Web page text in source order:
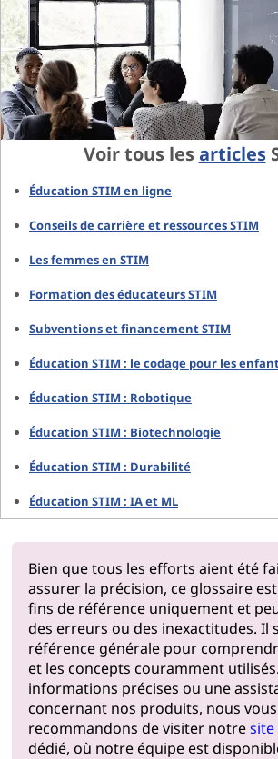
Voir tous lesarticles
Éducation STIM en ligne
Conseils de carrière et ressources STIM
Les femmes en STIM
Formation des éducateurs STIM
Subventions et financement STIM
Éducation STIM : le codage pour les
Éducation STIM : Robotique
Éducation STIM : Biotechnologie
Éducation STIM : Durabilité
Éducation STIM : IA et ML
Bien que tous les efforts aient été
assurer la précision, ce glossaire
fins de référence uniquement et
des erreurs ou des inexactitudes. Il
référence générale pour
et les concepts couramment
informations précises ou une
concernant nos produits, nous vous
recommandons de visiter notresite
dédié, où notre équipe est